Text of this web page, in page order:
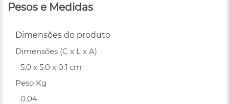
Pesos e Medidas
Dimensões do produto
Dimensões (C x L x A)
5.0 x 5.0 x 0.1 cm
Peso Kg
0.04